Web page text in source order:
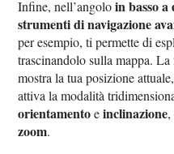
Infine, nell’angoloin basso a
strumenti di navigazione
per esempio, ti permette di
trascinandolo sulla mappa.
mostra la tua posizione
attiva la modalità
orientamentoeinclinazione
zoom.